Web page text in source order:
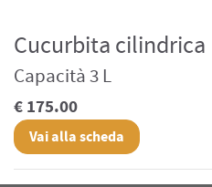
Cucurbita cilindrica
Capacità 3 L
€ 175.00
Vai alla scheda